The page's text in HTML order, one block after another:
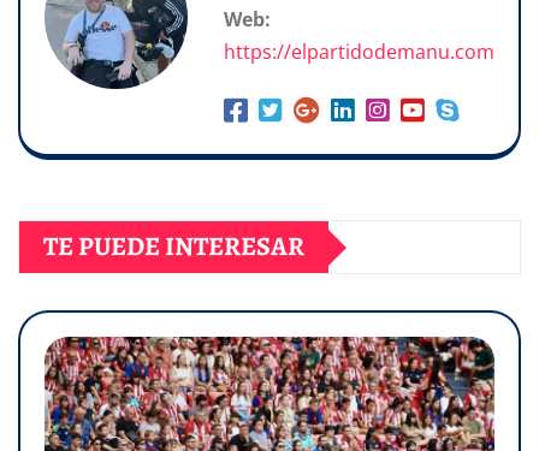
Web:
https://elpartidodemanu.com
TE PUEDE INTERESAR